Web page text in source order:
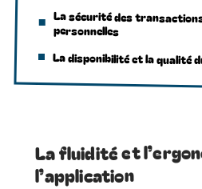
La sécurité des
personnelles
La disponibilité et la qualité
La fluidité et
l’application